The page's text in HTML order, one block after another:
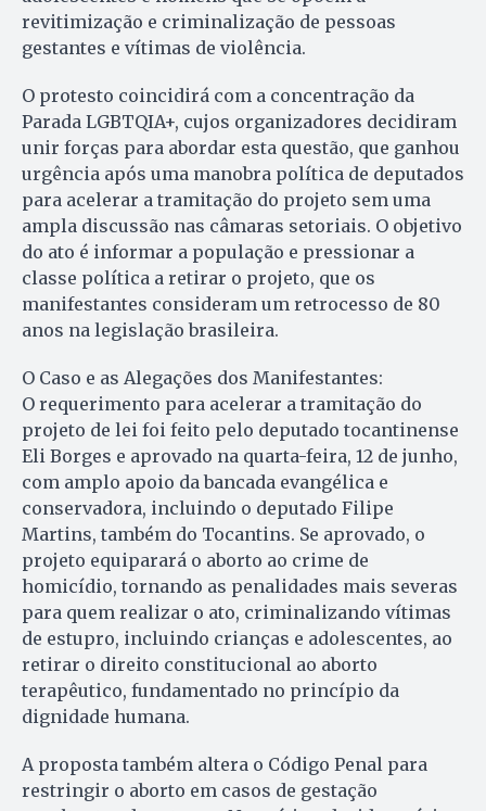
revitimização e criminalização de pessoas
gestantes e vítimas de violência.
O protesto coincidirá com a concentração da
Parada LGBTQIA+, cujos organizadores decidiram
unir forças para abordar esta questão, que ganhou
urgência após uma manobra política de deputados
para acelerar a tramitação do projeto sem uma
ampla discussão nas câmaras setoriais. O objetivo
do ato é informar a população e pressionar a
classe política a retirar o projeto, que os
manifestantes consideram um retrocesso de 80
anos na legislação brasileira.
O Caso e as Alegações dos Manifestantes:
O requerimento para acelerar a tramitação do
projeto de lei foi feito pelo deputado tocantinense
Eli Borges e aprovado na quarta-feira, 12 de junho,
com amplo apoio da bancada evangélica e
conservadora, incluindo o deputado Filipe
Martins, também do Tocantins. Se aprovado, o
projeto equiparará o aborto ao crime de
homicídio, tornando as penalidades mais severas
para quem realizar o ato, criminalizando vítimas
de estupro, incluindo crianças e adolescentes, ao
retirar o direito constitucional ao aborto
terapêutico, fundamentado no princípio da
dignidade humana.
A proposta também altera o Código Penal para
restringir o aborto em casos de gestação